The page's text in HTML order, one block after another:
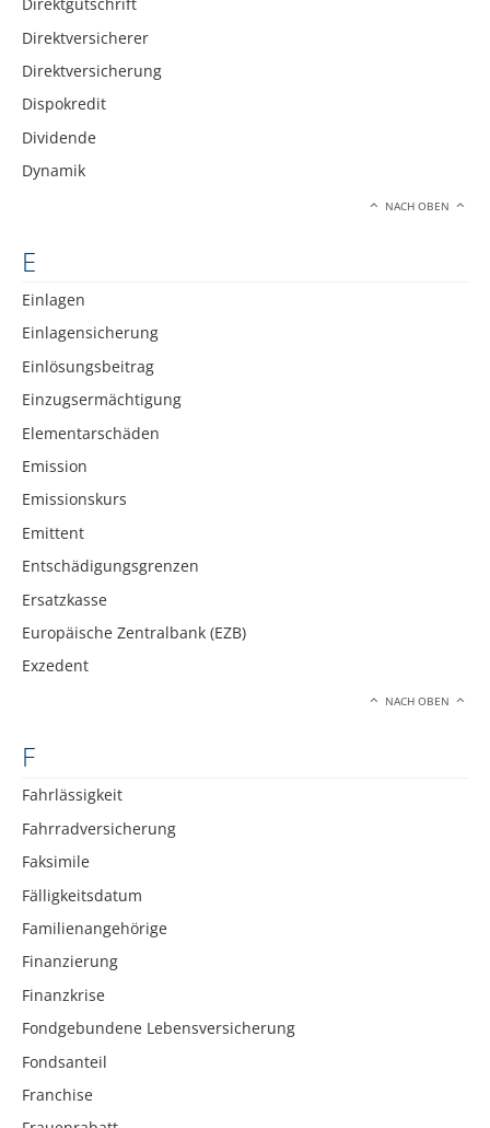
Direktversicherer
Direktversicherung
Dispokredit
Dividende
Dynamik
NACH OBEN
E
Einlagen
Einlagensicherung
Einlösungsbeitrag
Einzugsermächtigung
Elementarschäden
Emission
Emissionskurs
Emittent
Entschädigungsgrenzen
Ersatzkasse
Europäische Zentralbank (EZB)
Exzedent
NACH OBEN
F
Fahrlässigkeit
Fahrradversicherung
Faksimile
Fälligkeitsdatum
Familienangehörige
Finanzierung
Finanzkrise
Fondgebundene Lebensversicherung
Fondsanteil
Franchise